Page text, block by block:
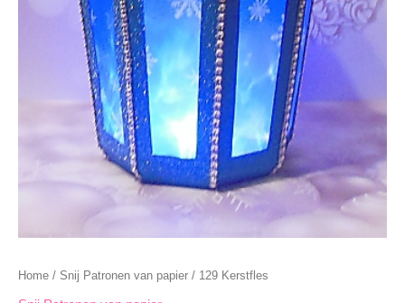
Home / Snij Patronen van papier / 129 Kerstfles